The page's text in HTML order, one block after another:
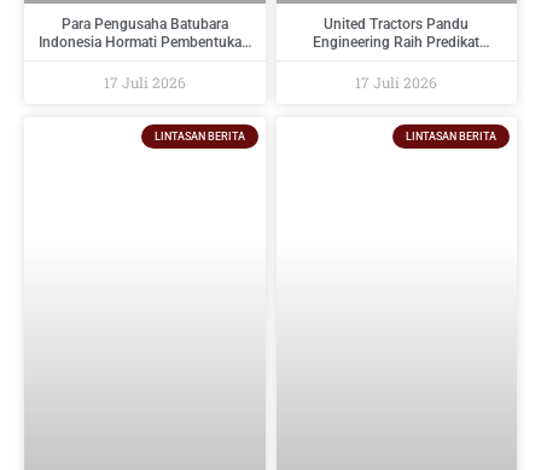
Para Pengusaha Batubara
Indonesia Hormati Pembentukan
Indonesia Dan Berikan Saran
17 Juli 2026
United Tractors Pandu
Engineering Raih Predikat
Regulatory Compliance Awards
17 Juli 2026
LINTASAN BERITA LINTASAN BERITA